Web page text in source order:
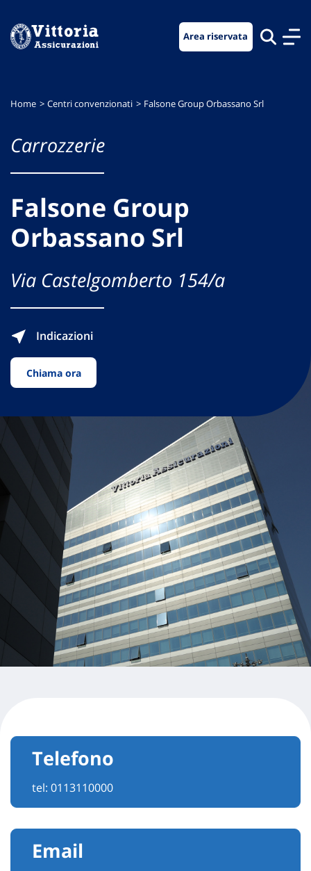
menu
contenuto
footer
Area riservata
Home Centri convenzionati Falsone Group Orbassano Srl
Carrozzerie
Falsone Group
Orbassano Srl
Via Castelgomberto 154/a
Indicazioni
Chiama ora
Telefono
tel: 0113110000
Email